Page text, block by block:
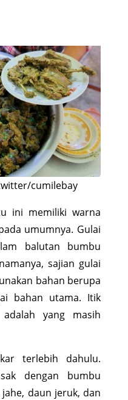
cumilebay
ini memiliki warna
umumnya. Gulai
balutan bumbu
sajian gulai
bahan berupa
bahan utama. Itik
yang masih
terlebih dahulu.
dengan bumbu
daun jeruk, dan